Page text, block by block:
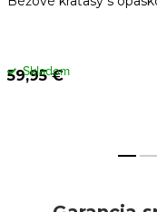
59,95 €
Skladom